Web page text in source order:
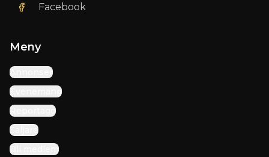
Facebook
Meny
Annonser
Evenemang
Reportage
Säljare
Bli medlem